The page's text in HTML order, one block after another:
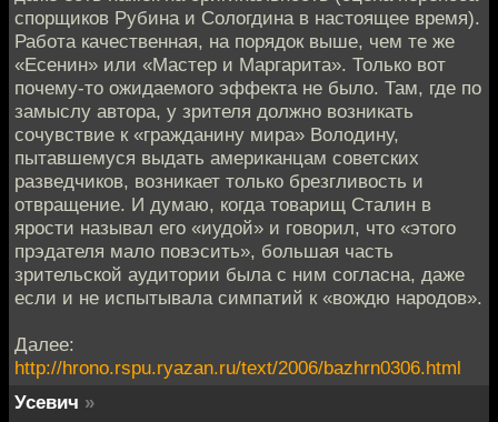
спорщиков Рубина и Сологдина в настоящее время).
Работа качественная, на порядок выше, чем те же
«Есенин» или «Мастер и Маргарита». Только вот
почему-то ожидаемого эффекта не было. Там, где по
замыслу автора, у зрителя должно возникать
сочувствие к «гражданину мира» Володину,
пытавшемуся выдать американцам советских
разведчиков, возникает только брезгливость и
отвращение. И думаю, когда товарищ Сталин в
ярости называл его «иудой» и говорил, что «этого
прэдателя мало повэсить», большая часть
зрительской аудитории была с ним согласна, даже
если и не испытывала симпатий к «вождю народов».
Далее:
http://hrono.rspu.ryazan.ru/text/2006/bazhrn0306.html
Усевич »